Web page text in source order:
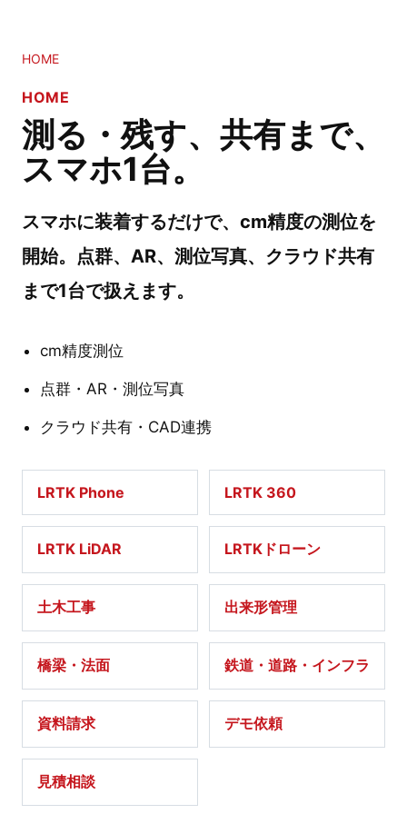
HOME
HOME
測る・残す、共有まで、
スマホ1台。
スマホに装着するだけで、cm精度の測位を
開始。点群、AR、測位写真、クラウド共有
まで1台で扱えます。
cm精度測位
点群・AR・測位写真
クラウド共有・CAD連携
LRTK Phone LRTK 360
LRTK LiDAR LRTKドローン
土木工事 出来形管理
橋梁・法面 鉄道・道路・インフラ
資料請求 デモ依頼
見積相談